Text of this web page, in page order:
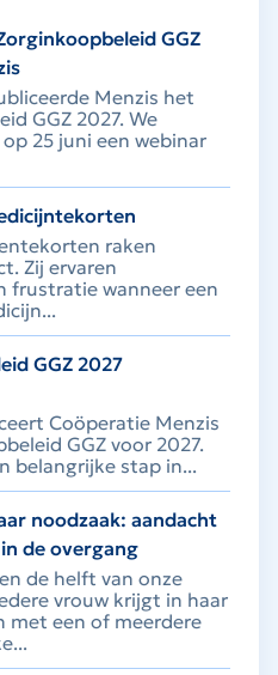
GGZ
Menzis het
GGZ 2027. We
25 juni een webinar
raken
Zij ervaren
frustratie wanneer een
GGZ 2027
Coöperatie Menzis
GGZ voor 2027.
belangrijke stap in...
noodzaak: aandacht
de overgang
de helft van onze
vrouw krijgt in haar
met een of meerdere